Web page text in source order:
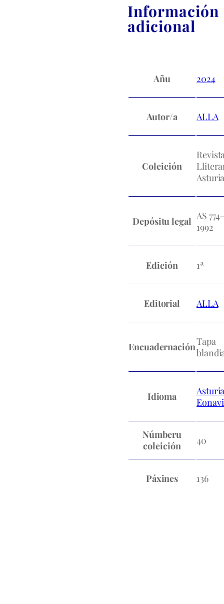
Información
adicional
Añu 2024
Autor/a ALLA
Coleición
Revista
Depósitu legal AS 774–
1992
Edición 1ª
Editorial ALLA
EncuadernaciónTapa
Idioma
Númberu
coleición
40
Páxines 136